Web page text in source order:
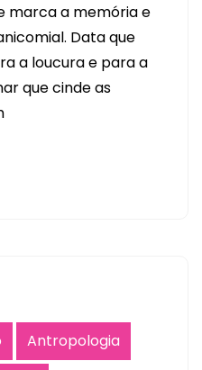
marca a memória e
Data que
a loucura e para a
que cinde as
Antropologia